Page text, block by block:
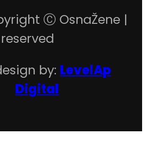
Ⓒ OsnaŽene |
by: LevelAp
Digital